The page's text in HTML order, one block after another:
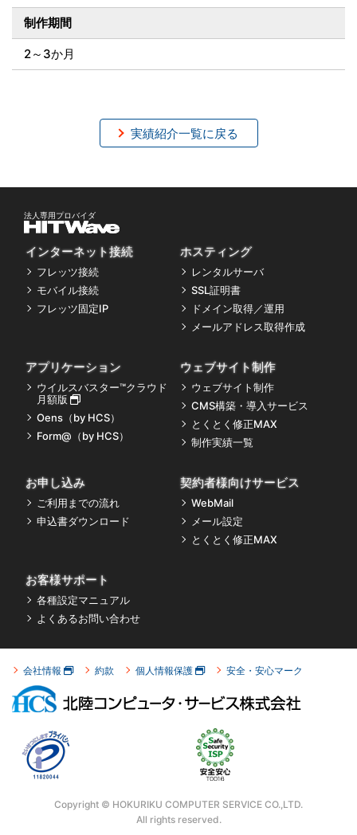
制作期間
2～3か月
実績紹介一覧に戻る
インターネット接続
フレッツ接続
モバイル接続
フレッツ固定IP
ホスティング
レンタルサーバ
SSL証明書
ドメイン取得／運用
メールアドレス取得作成
アプリケーション
ウイルスバスター™クラウド
月額版
Oens（by HCS）
Form@（by HCS）
ウェブサイト制作
ウェブサイト制作
CMS構築・導入サービス
とくとく修正MAX
制作実績一覧
お申し込み
ご利用までの流れ
申込書ダウンロード
契約者様向けサービス
WebMail
メール設定
とくとく修正MAX
お客様サポート
各種設定マニュアル
よくあるお問い合わせ
会社情報 約款 個人情報保護 安全・安心マーク
Copyright © HOKURIKU COMPUTER SERVICE CO.,LTD.
All rights reserved.